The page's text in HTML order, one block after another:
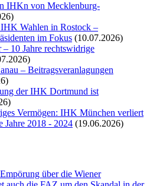
IHKn von Mecklenburg-
Wahlen in Rostock –
im Fokus (10.07.2026)
– 10 Jahre rechtswidrige
– Beitragsveranlagungen
der IHK Dortmund ist
Vermögen: IHK München verliert
Jahre 2018 - 2024 (19.06.2026)
über die Wiener